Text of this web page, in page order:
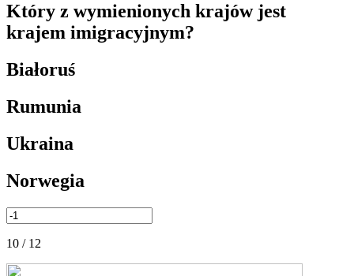
Który z wymienionych krajów jest
krajem imigracyjnym?
Białoruś
Rumunia
Ukraina
Norwegia
10 / 12